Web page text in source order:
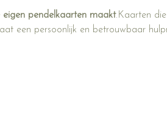
eigen pendelkaarten maakt.Kaarten
een persoonlijk en betrouwbaar